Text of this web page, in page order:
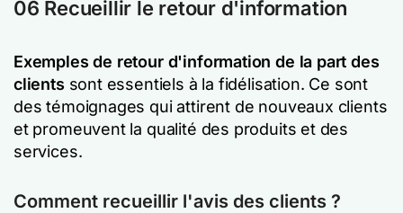
06 Recueillir le retour d'information
Exemples de retour d'information de la part des
clients sont essentiels à la fidélisation. Ce sont
des témoignages qui attirent de nouveaux clients
et promeuvent la qualité des produits et des
services.
Comment recueillir l'avis des clients ?